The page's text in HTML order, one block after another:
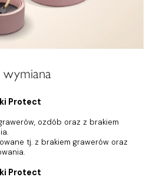
wymiana
Protect
ozdób oraz z brakiem
tj. z brakiem grawerów oraz
Protect